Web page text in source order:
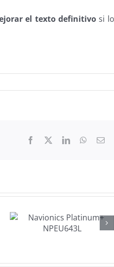
el texto definitivosi lo
Facebook
X LinkedIn